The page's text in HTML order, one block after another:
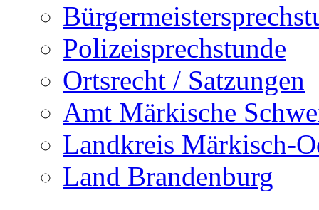
Polizeisprechstunde
Ortsrecht / Satzungen
Amt Märkische
Landkreis Märkisch-
Land Brandenburg